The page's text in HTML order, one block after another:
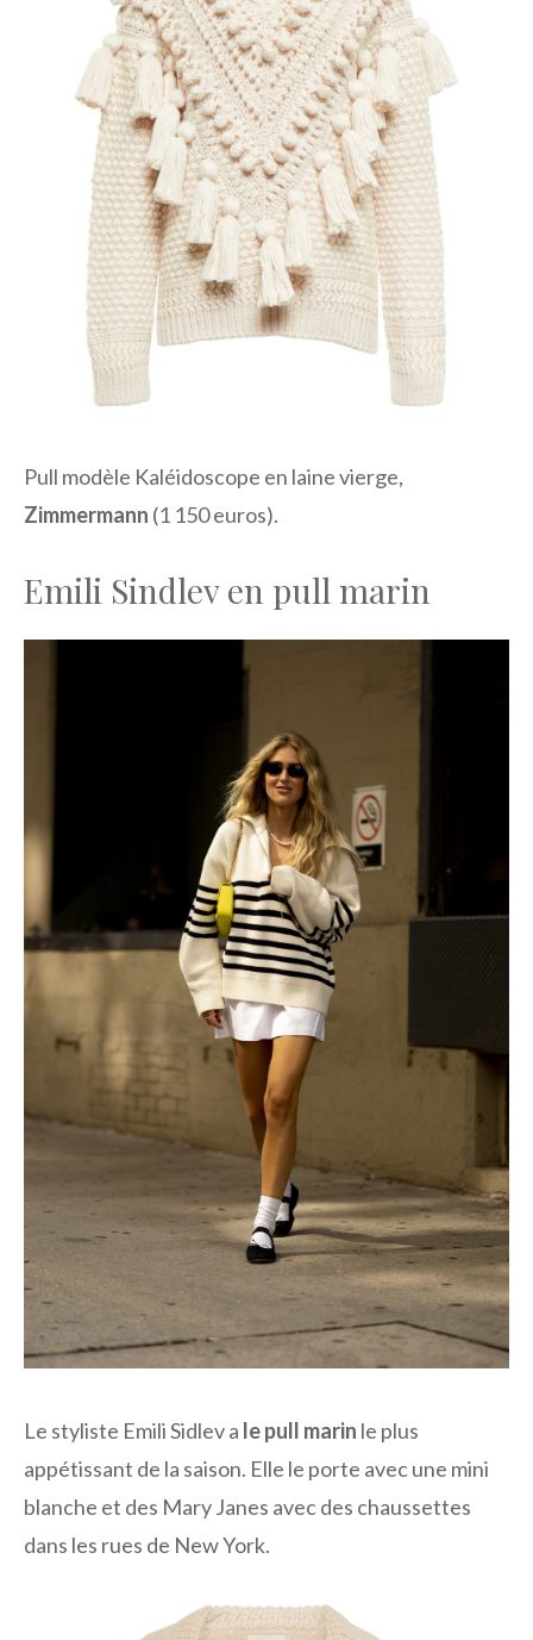
Pull modèle Kaléidoscope en laine vierge,
Zimmermann (1 150 euros).
Emili Sindlev en pull marin
Le styliste Emili Sidlev a le pull marin le plus
appétissant de la saison. Elle le porte avec une mini
blanche et des Mary Janes avec des chaussettes
dans les rues de New York.